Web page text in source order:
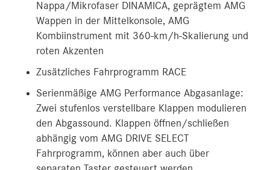
Nappa/Mikrofaser DINAMICA, geprägtem AMG
Wappen in der Mittelkonsole, AMG
Kombiinstrument mit 360‑km/h-Skalierung und
roten Akzenten
Zusätzliches Fahrprogramm RACE
Serienmäßige AMG Performance Abgasanlage:
Zwei stufenlos verstellbare Klappen modulieren
den Abgassound. Klappen öffnen/schließen
abhängig vom AMG DRIVE SELECT
Fahrprogramm, können aber auch über